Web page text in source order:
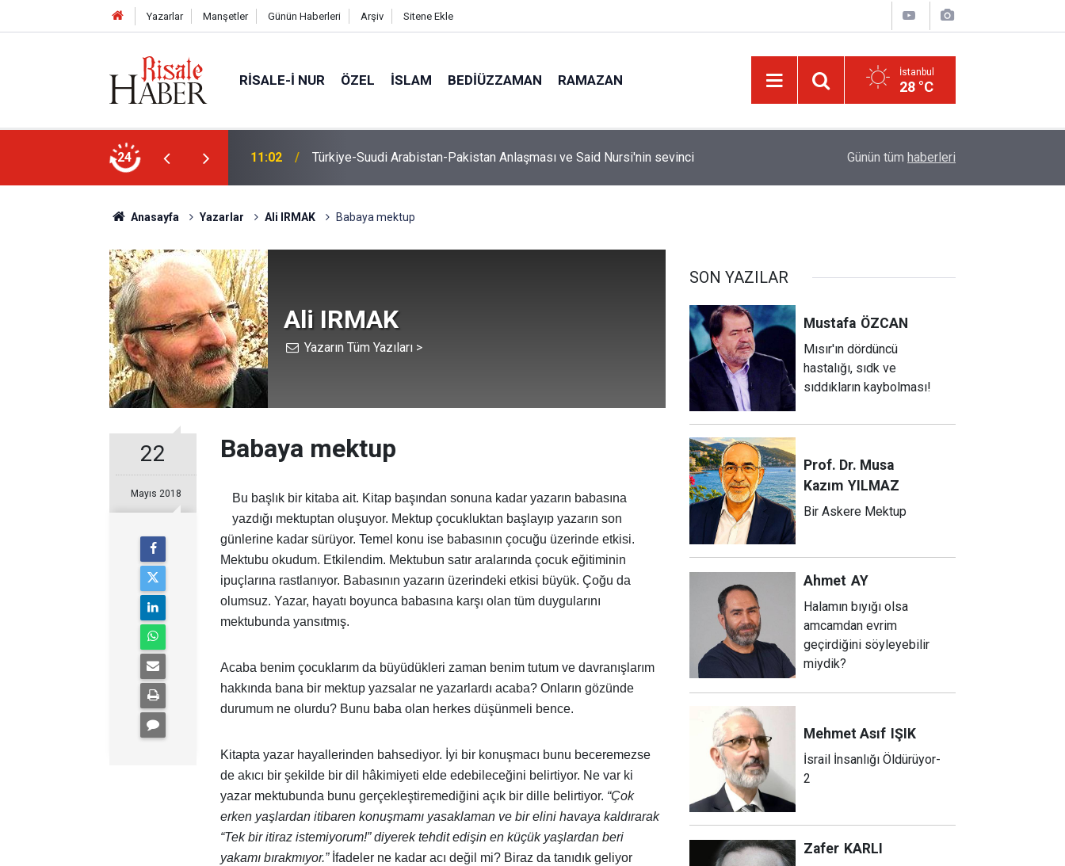
Yazarlar Manşetler Günün Haberleri Arşiv Sitene Ekle
RISALE-I NUR ÖZEL İSLAM BEDIÜZZAMAN RAMAZAN İstanbul
28 °C
24
Anlaşması ve Said Nursi'nin sevinci 10:22 İmamdan, hutbe sırasında telefonla oynayan cemaate tepki: Aşağı ineceğim! Güneş'ten 30 kat büyük dev bir yıldızın ölümü
Günün tüm haberleri
Anasayfa Yazarlar Ali IRMAK Babaya mektup
Ali IRMAK
Yazarın Tüm Yazıları >
22
Mayıs 2018
Babaya mektup
Bu başlık bir kitaba ait. Kitap başından sonuna kadar yazarın babasına
yazdığı mektuptan oluşuyor. Mektup çocukluktan başlayıp yazarın son
günlerine kadar sürüyor. Temel konu ise babasının çocuğu üzerinde etkisi.
Mektubu okudum. Etkilendim. Mektubun satır aralarında çocuk eğitiminin
ipuçlarına rastlanıyor. Babasının yazarın üzerindeki etkisi büyük. Çoğu da
olumsuz. Yazar, hayatı boyunca babasına karşı olan tüm duygularını
mektubunda yansıtmış.
Acaba benim çocuklarım da büyüdükleri zaman benim tutum ve davranışlarım
hakkında bana bir mektup yazsalar ne yazarlardı acaba? Onların gözünde
durumum ne olurdu? Bunu baba olan herkes düşünmeli bence.
Kitapta yazar hayallerinden bahsediyor. İyi bir konuşmacı bunu beceremezse
de akıcı bir şekilde bir dil hâkimiyeti elde edebileceğini belirtiyor. Ne var ki
yazar mektubunda bunu gerçekleştiremediğini açık bir dille belirtiyor. “Çok
erken yaşlardan itibaren konuşmamı yasaklaman ve bir elini havaya kaldırarak
“Tek bir itiraz istemiyorum!” diyerek tehdit edişin en küçük yaşlardan beri
yakamı bırakmıyor.”İfadeler ne kadar acı değil mi? Biraz da tanıdık geliyor
SON YAZILAR
Mustafa ÖZCAN
Mısır'ın dördüncü
hastalığı, sıdk ve
sıddıkların kaybolması!
Prof. Dr. Musa
Kazım YILMAZ
Bir Askere Mektup
Ahmet AY
Halamın bıyığı olsa
amcamdan evrim
geçirdiğini söyleyebilir
miydik?
Mehmet Asıf IŞIK
İsrail İnsanlığı Öldürüyor-
2
Zafer KARLI